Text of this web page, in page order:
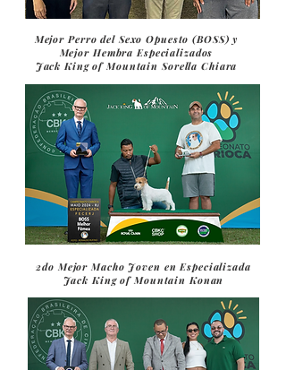
Mejor Perro del Sexo Opuesto (BOSS) y
Mejor Hembra Especializados
Jack King of Mountain Sorella Chiara
2do Mejor Macho Joven en Especializada
Jack King of Mountain Konan